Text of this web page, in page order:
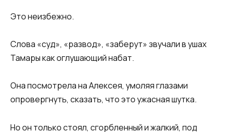
Это неизбежно.
Слова «суд», «развод», «заберут» звучали в ушах
Тамары как оглушающий набат.
Она посмотрела на Алексея, умоляя глазами
опровергнуть, сказать, что это ужасная шутка.
Но он только стоял, сгорбленный и жалкий, под